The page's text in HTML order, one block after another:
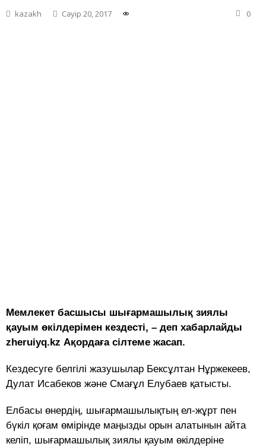
kazakh Сәуір 20, 2017 0
Мемлекет басшысы шығармашылық зиялы
қауым өкілдерімен кездесті, – деп хабарлайды
zheruiyq.kz Ақордаға сілтеме жасап.
Кездесуге белгілі жазушылар Бексұлтан Нұржекеев,
Дулат Исабеков және Смағұл Елубаев қатысты.
Елбасы өнердің, шығармашылықтың ел-жұрт пен
бүкіл қоғам өмірінде маңызды орын алатынын айта
келіп, шығармашылық зиялы қауым өкілдеріне